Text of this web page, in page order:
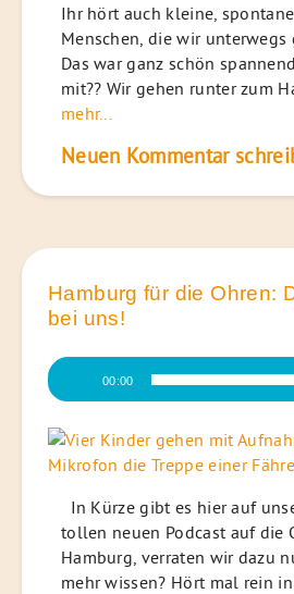
Ihr hört auch kleine,
Menschen, die wir unterwegs
Das war ganz schön
mit?? Wir gehen runter zum
mehr...
Neuen Kommentar
Hamburg für die Ohren:
bei uns!
Audio-
Player
00:00
In Kürze gibt es hier auf
tollen neuen Podcast auf die
Hamburg, verraten wir dazu
mehr wissen? Hört mal rein